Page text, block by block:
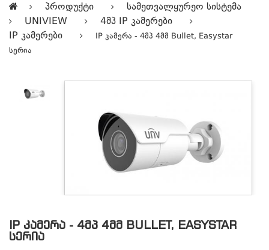
Პროდუქტი
Სამეთვალყურეო Სისტემა
UNIVIEW
4მპ IP Კამერები
IP Კამერები
IP Კამერა - 4მპ 4მმ Bullet, Easystar
Სერია
IP ᲙᲐᲛᲔᲠᲐ - 4ᲛᲞ 4ᲛᲛ BULLET, EASYSTAR
ᲡᲔᲠᲘᲐ